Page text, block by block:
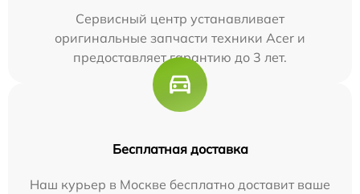
Сервисный центр устанавливает
оригинальные запчасти техники Acer и
предоставляет гарантию до 3 лет.
Бесплатная доставка
Наш курьер в Москве бесплатно доставит ваше